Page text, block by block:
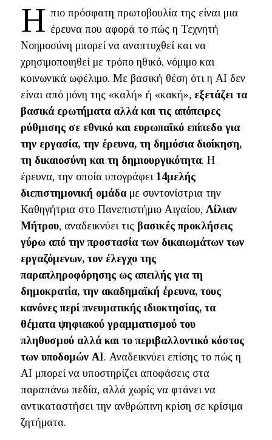
Η πιο πρόσφατη πρωτοβουλία της είναι μια
έρευνα που αφορά το πώς η Τεχνητή
Νοημοσύνη μπορεί να αναπτυχθεί και να
χρησιμοποιηθεί με τρόπο ηθικό, νόμιμο και
κοινωνικά ωφέλιμο. Με βασική θέση ότι η ΑΙ δεν
είναι από μόνη της «καλή» ή «κακή», εξετάζει τα
βασικά ερωτήματα αλλά και τις απόπειρες
ρύθμισης σε εθνικό και ευρωπαϊκό επίπεδο για
την εργασία, την έρευνα, τη δημόσια διοίκηση,
τη δικαιοσύνη και τη δημιουργικότητα. Η
έρευνα, την οποία υπογράφει 14μελής
διεπιστημονική ομάδαμε συντονίστρια την
Καθηγήτρια στο Πανεπιστήμιο Αιγαίου, Λίλιαν
Μήτρου, αναδεικνύει τις βασικές προκλήσεις
γύρω από την προστασία των δικαιωμάτων των
εργαζόμενων, τον έλεγχο της
παραπληροφόρησης ως απειλής για τη
δημοκρατία, την ακαδημαϊκή έρευνα, τους
κανόνες περί πνευματικής ιδιοκτησίας, τα
θέματα ψηφιακού γραμματισμού του
πληθυσμού αλλά και το περιβαλλοντικό κόστος
των υποδομών ΑΙ. Αναδεικνύει επίσης το πώς η
ΑΙ μπορεί να υποστηρίζει αποφάσεις στα
παραπάνω πεδία, αλλά χωρίς να φτάνει να
αντικαταστήσει την ανθρώπινη κρίση σε κρίσιμα
ζητήματα.